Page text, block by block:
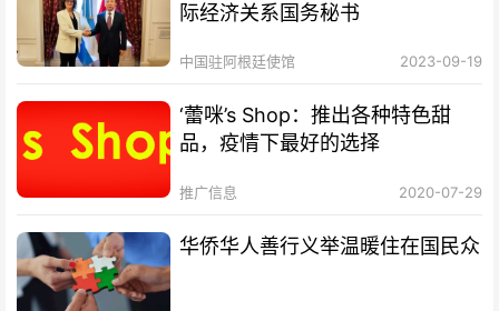
际经济关系国务秘书
中国驻阿根廷使馆 2023-09-19
‘蕾咪’s Shop：推出各种特色甜
品，疫情下最好的选择
推广信息 2020-07-29
华侨华人善行义举温暖住在国民众